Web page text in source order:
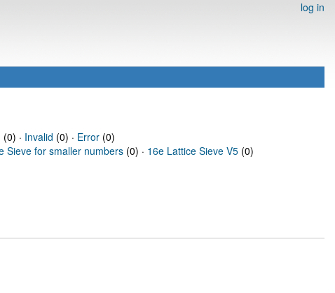
log in
(0) · Invalid (0) · Error(0)
Sieve for smaller numbers (0) · 16e Lattice Sieve V5 (0)